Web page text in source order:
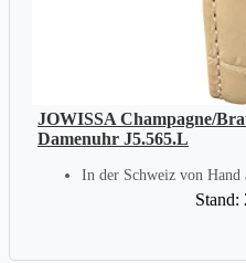
JOWISSA Champagne/
Damenuhr J5.565.L
In der Schweiz von Hand
Stand: